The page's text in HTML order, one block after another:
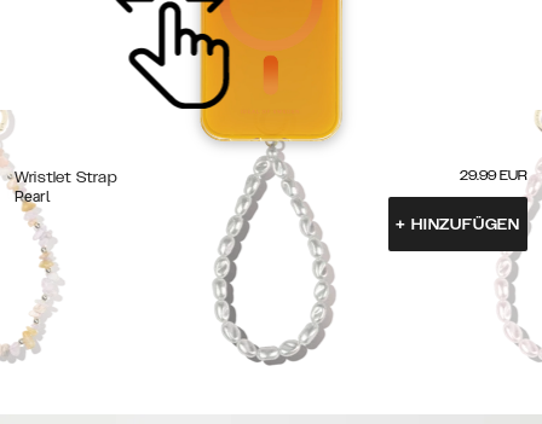
Wristlet Strap
Pearl
29.99 EUR
+ HINZUFÜGEN